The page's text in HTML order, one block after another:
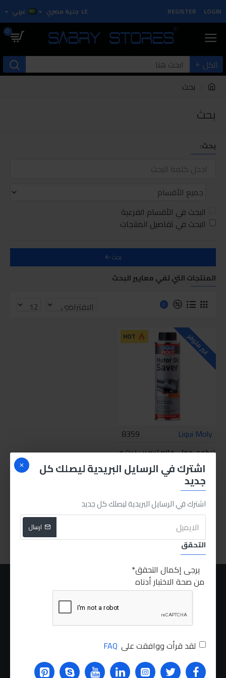
اشترك في الرسايل البريدية ليصلك كل
جديد
اشترك في الرسايل البريدية ليصلك كل جديد
ارسال
التحقق
يرجى إكمال التحقق
من صحة الاختبار أدناه
لقد قرأت ووافقت على FAQ
LOGIN
REGISTER
LE جنية مصري عربي
0
الكل
بحث
بحث
بحث:
البحث في الأقسام الفرعية
البحث في تفاصيل المنتجات
بحث
المنتجات التي تفي معايير البحث
0
HOT غير متوفر
Liqui Moly
8359
ليكوي مولي مانع تسريب زيت و
130.00LE
اشتري الان
You have reached the end of the list.
سياسة الخصوصية
الشروط والاحكام